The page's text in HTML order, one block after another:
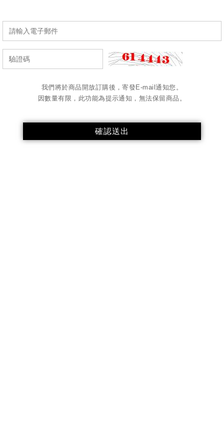
我們將於商品開放訂購後，寄發E-mail通知您。
因數量有限，此功能為提示通知，無法保留商品。
確認送出